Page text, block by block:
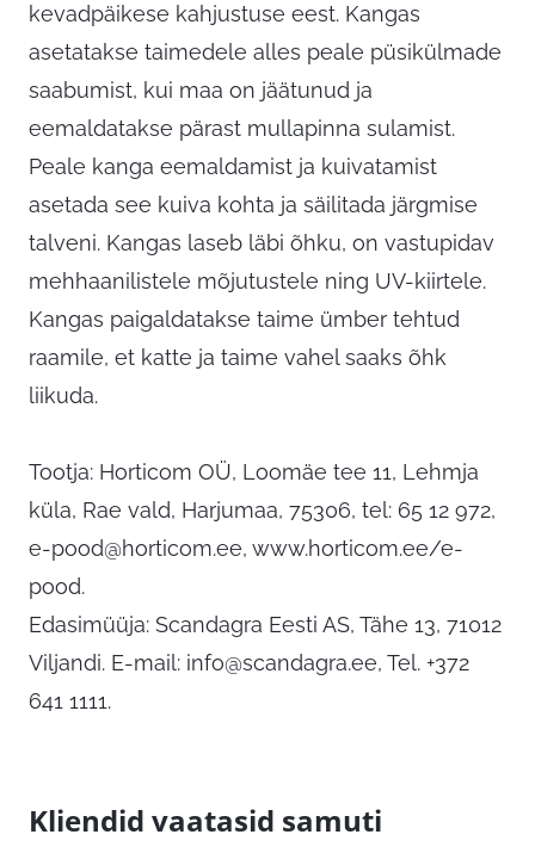
kevadpäikese kahjustuse eest. Kangas
asetatakse taimedele alles peale püsikülmade
saabumist, kui maa on jäätunud ja
eemaldatakse pärast mullapinna sulamist.
Peale kanga eemaldamist ja kuivatamist
asetada see kuiva kohta ja säilitada järgmise
talveni. Kangas laseb läbi õhku, on vastupidav
mehhaanilistele mõjutustele ning UV-kiirtele.
Kangas paigaldatakse taime ümber tehtud
raamile, et katte ja taime vahel saaks õhk
liikuda.
Tootja: Horticom OÜ, Loomäe tee 11, Lehmja
küla, Rae vald, Harjumaa, 75306, tel: 65 12 972,
e-pood@horticom.ee, www.horticom.ee/e-
pood.
Edasimüüja: Scandagra Eesti AS, Tähe 13, 71012
Viljandi. E-mail: info@scandagra.ee, Tel. +372
641 1111.
Kliendid vaatasid samuti